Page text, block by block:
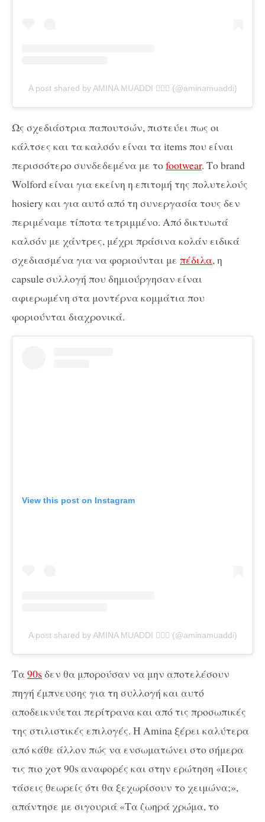
A post shared by AMINA MUADDI 🧚🏽‍♀️ (@aminamuaddi)
Ως σχεδιάστρια παπουτσών, πιστεύει πως οι
κάλτσες και τα καλσόν είναι τα items που είναι
περισσότερο συνδεδεμένα με τοfootwear. Το brand
Wolford είναι για εκείνη η επιτομή της πολυτελούς
hosiery και για αυτό από τη συνεργασία τους δεν
περιμέναμε τίποτα τετριμμένο. Από δικτυωτά
καλσόν με χάντρες, μέχρι πράσινα κολάν ειδικά
σχεδιασμένα για να φοριούνται με πέδιλα, η
capsule συλλογή που δημιούργησαν είναι
αφιερωμένη στα μοντέρνα κομμάτια που
φοριούνται διαχρονικά.
View this post on Instagram
A post shared by AMINA MUADDI 🧚🏽‍♀️ (@aminamuaddi)
Τα90s δεν θα μπορούσαν να μην αποτελέσουν
πηγή έμπνευσης για τη συλλογή και αυτό
αποδεικνύεται περίτρανα και από τις προσωπικές
της στιλιστικές επιλογές. Η Amina ξέρει καλύτερα
από κάθε άλλον πώς να ενσωματώνει στο σήμερα
τις πιο χοτ 90s αναφορές και στην ερώτηση «Ποιες
τάσεις θεωρείς ότι θα ξεχωρίσουν το χειμώνα;»,
απάντησε με σιγουριά «Τα ζωηρά χρώμα, το